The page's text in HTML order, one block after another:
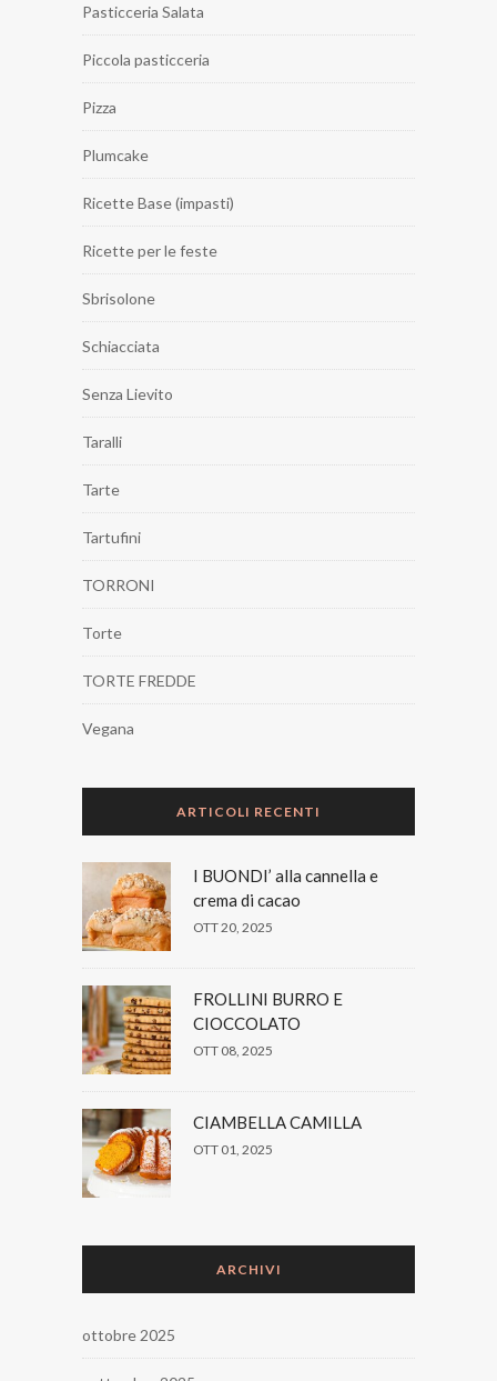
Pasticceria Salata
Piccola pasticceria
Pizza
Plumcake
Ricette Base (impasti)
Ricette per le feste
Sbrisolone
Schiacciata
Senza Lievito
Taralli
Tarte
Tartufini
TORRONI
Torte
TORTE FREDDE
Vegana
ARTICOLI RECENTI
I BUONDI’ alla cannella e
crema di cacao
OTT 20, 2025
FROLLINI BURRO E
CIOCCOLATO
OTT 08, 2025
CIAMBELLA CAMILLA
OTT 01, 2025
ARCHIVI
ottobre 2025